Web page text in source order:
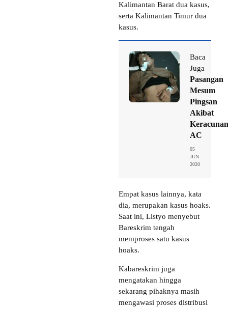
Kalimantan Barat dua kasus,
serta Kalimantan Timur dua
kasus.
Baca
Juga
Pasangan
Mesum
Pingsan
Akibat
Keracunan
AC
05
JUN
2020
Empat kasus lainnya, kata
dia, merupakan kasus hoaks.
Saat ini, Listyo menyebut
Bareskrim tengah
memproses satu kasus
hoaks.
Kabareskrim juga
mengatakan hingga
sekarang pihaknya masih
mengawasi proses distribusi